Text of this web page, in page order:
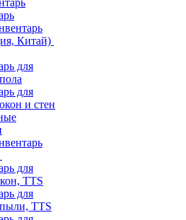
Китай)
для
для
и стен
для
TTS
для
TTS